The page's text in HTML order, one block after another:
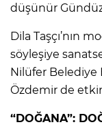
düşünür
Dila Taşçı’nın
söyleşiye
Nilüfer Belediye
Özdemir de
“DOĞANA”: